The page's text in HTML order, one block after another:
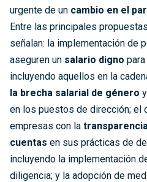
urgente de un cambio en el
Entre las principales
señalan: la implementación de
aseguren un salario digno
incluyendo aquellos en la
la brecha salarial de género
en los puestos de dirección; el
empresas con la
cuentas en sus prácticas de
incluyendo la implementación
diligencia; y la adopción de